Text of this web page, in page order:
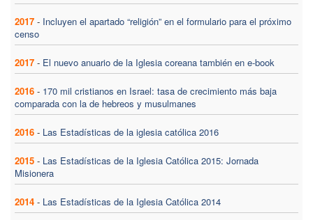
2017 - Incluyen el apartado “religión” en el formulario para el próximo
censo
2017 - El nuevo anuario de la Iglesia coreana también en e-book
2016 - 170 mil cristianos en Israel: tasa de crecimiento más baja
comparada con la de hebreos y musulmanes
2016 - Las Estadísticas de la iglesia católica 2016
2015 - Las Estadísticas de la Iglesia Católica 2015: Jornada
Misionera
2014 - Las Estadísticas de la Iglesia Católica 2014